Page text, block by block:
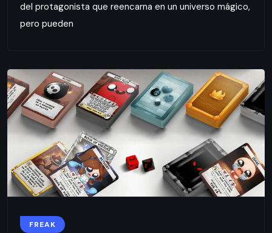
del protagonista que reencarna en un universo mágico,
pero pueden
FREAK